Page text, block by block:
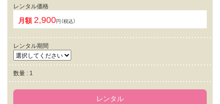
レンタル価格
月額2,900円（税込）
レンタル期間
数量 : 1
レンタル